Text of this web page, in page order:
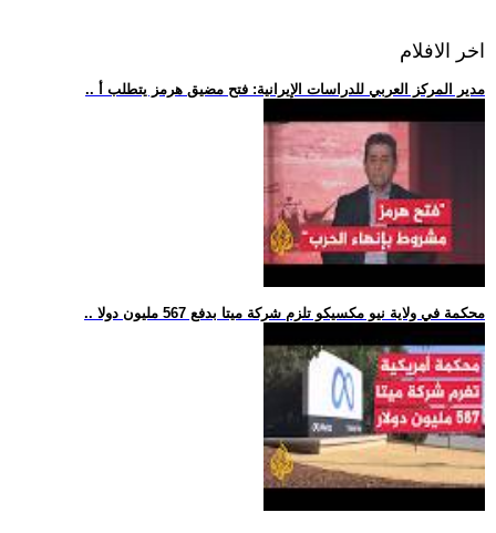
اخر الافلام
.. مدير المركز العربي للدراسات الإيرانية: فتح مضيق هرمز يتطلب أ
.. محكمة في ولاية نيو مكسيكو تلزم شركة ميتا بدفع 567 مليون دولا